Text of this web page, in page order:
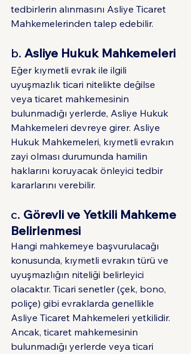
tedbirlerin alınmasını Asliye Ticaret
Mahkemelerinden talep edebilir.
b. Asliye Hukuk Mahkemeleri
Eğer kıymetli evrak ile ilgili
uyuşmazlık ticari nitelikte değilse
veya ticaret mahkemesinin
bulunmadığı yerlerde, Asliye Hukuk
Mahkemeleri devreye girer. Asliye
Hukuk Mahkemeleri, kıymetli evrakın
zayi olması durumunda hamilin
haklarını koruyacak önleyici tedbir
kararlarını verebilir.
c. Görevli ve Yetkili Mahkeme
Belirlenmesi
Hangi mahkemeye başvurulacağı
konusunda, kıymetli evrakın türü ve
uyuşmazlığın niteliği belirleyici
olacaktır. Ticari senetler (çek, bono,
poliçe) gibi evraklarda genellikle
Asliye Ticaret Mahkemeleri yetkilidir.
Ancak, ticaret mahkemesinin
bulunmadığı yerlerde veya ticari